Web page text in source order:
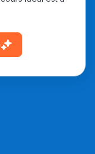
دليل التوجيه